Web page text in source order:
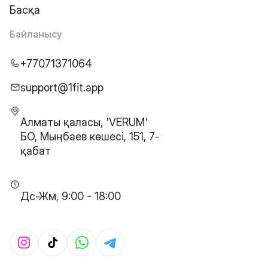
Басқа
Байланысу
+77071371064
support@1fit.app
Алматы қаласы, 'VERUM'
БО, Мыңбаев көшесі, 151, 7-
қабат
Дс-Жм, 9:00 - 18:00